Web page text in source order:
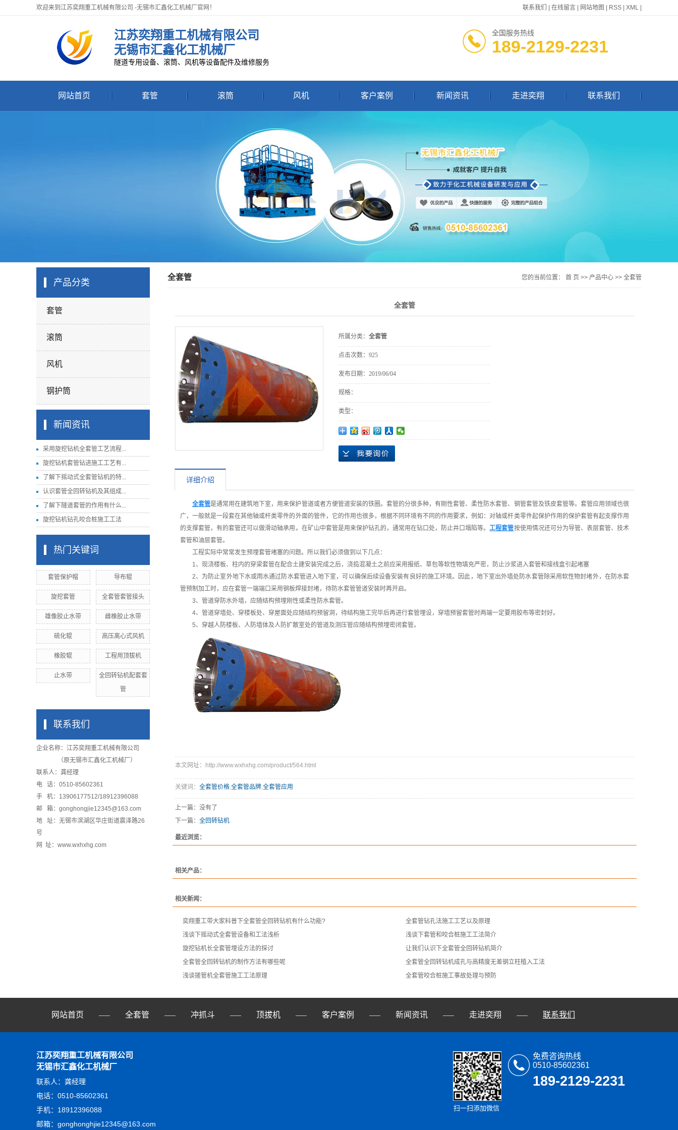
欢迎来到江苏奕翔重工机械有限公司 -无锡市汇鑫化工机械厂官网！ 联系我们 在线留言 网站地图 RSS XML
江苏奕翔重工机械有限公司
无锡市汇鑫化工机械厂
隧道专用设备、滚筒、风机等设备配件及维修服务
全国服务热线
189-2129-2231
网站首页 套管 滚筒 风机 客户案例 新闻资讯 走进奕翔 联系我们
产品分类
套管
滚筒
风机
钢护筒
新闻资讯
采用旋挖钻机全套管工艺流程...
旋挖钻机套管钻进施工工艺有...
了解下摇动式全套管钻机的特...
认识套管全回转钻机及其组成...
了解下隧道套管的作用有什么...
旋挖钻机钻孔咬合桩施工工法
热门关键词
套管保护帽 导布辊
旋挖套管 全套管套管接头
雄像胶止水带 雌橡胶止水带
硫化辊 高压离心式风机
橡胶辊 工程用顶拔机
止水带
全回转钻机配套套
管
联系我们
企业名称：江苏奕翔重工机械有限公司
（原无锡市汇鑫化工机械厂）
联系人：龚经理
电 话：0510-85602361
手 机：13906177512/18912396088
邮 箱：gonghongjie12345@163.com
地 址：无锡市滨湖区华庄街道震泽路26
号
网 址：www.wxhxhg.com
全套管 您的当前位置： 首 页 >> 产品中心 >> 全套管
全套管
所属分类： 全套管
点击次数： 925
发布日期： 2019/06/04
规格：
类型：
详细介绍
全套管是通常用在建筑地下室，用来保护管道或者方便管道安装的铁圈。套管的分很多种，有刚性套管、柔性防水套管、钢管套管及铁皮套管等。套管应用领域也很
广，一般就是一段套在其他轴或杆类零件的外面的管件，它的作用也很多，根据不同环境有不同的作用要求，例如：对轴或杆类零件起保护作用的保护套管有起支撑作用
的支撑套管，有的套管还可以做滑动轴承用。在矿山中套管是用来保护钻孔的，通常用在钻口处，防止井口塌陷等。工程套管按使用情况还可分为导管、表层套管、技术
套管和油层套管。
工程实际中常常发生预埋套管堵塞的问题。所以我们必须做到以下几点：
1、现浇楼板、柱内的穿梁套管在配合土建安装完成之后，浇捣混凝土之前应采用报纸、草包等软性物填充严密，防止沙浆进入套管和接线盒引起堵塞
2、为防止室外地下水或雨水通过防水套管进入地下室，可以确保后续设备安装有良好的施工环境。因此，地下室出外墙处防水套管除采用软性物封堵外，在防水套
管预制加工时，应在套管一端端口采用钢板焊接封堵，待防水套管管道安装时再开启。
3、管道穿防水外墙，应随结构预埋刚性或柔性防水套管。
4、管道穿墙处、穿楼板处、穿屋面处应随结枃预留洞，待结构施工完毕后再进行套管埋设，穿墙预留套管时两端一定要用胶布等密封好。
5、穿越人防楼板、人防墙体及人防扩散室处的管道及测压管应随结构预埋密闭套管。
本文网址：http://www.wxhxhg.com/product/564.html
关键词： 全套管价格,全套管品牌,全套管应用
上一篇：没有了
下一篇： 全回转钻机
最近浏览：
相关产品：
相关新闻：
奕翔重工带大家科普下全套管全回转钻机有什么功能?
全套管钻孔法施工工艺以及原理
浅谈下摇动式全套管设备和工法浅析
浅谈下套管和咬合桩施工工法简介
旋挖钻机长全套管埋设方法的探讨
让我们认识下全套管全回转钻机简介
全套管全回转钻机的制作方法有哪些呢
全套管全回转钻机成孔与高精度无差钢立柱植入工法
浅谈搓管机全套管施工工法原理
全套管咬合桩施工事故处理与预防
网站首页 —— 全套管 —— 冲抓斗 —— 顶拔机 —— 客户案例 —— 新闻资讯 —— 走进奕翔 —— 联系我们
江苏奕翔重工机械有限公司
无锡市汇鑫化工机械厂
联系人：龚经理
电话：0510-85602361
手机：18912396088
邮箱：gonghonghjie12345@163.com
扫一扫添加微信
免费咨询热线
0510-85602361
189-2129-2231